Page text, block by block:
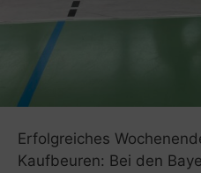
Erfolgreiches
Kaufbeuren: Bei den